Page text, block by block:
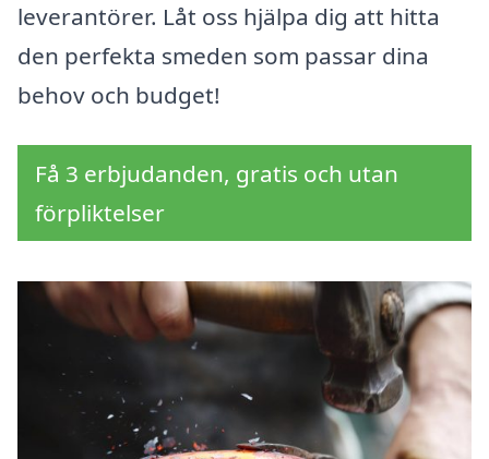
leverantörer. Låt oss hjälpa dig att hitta
den perfekta smeden som passar dina
behov och budget!
Få 3 erbjudanden, gratis och utan
förpliktelser